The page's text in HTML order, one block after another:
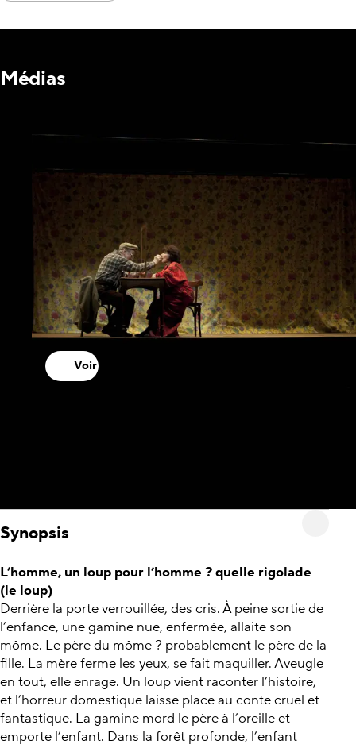
Médias
Voir
Synopsis
L’homme, un loup pour l’homme ? quelle rigolade
(le loup)
Derrière la porte verrouillée, des cris. À peine sortie de
l’enfance, une gamine nue, enfermée, allaite son
môme. Le père du môme ? probablement le père de la
fille. La mère ferme les yeux, se fait maquiller. Aveugle
en tout, elle enrage. Un loup vient raconter l’histoire,
et l’horreur domestique laisse place au conte cruel et
fantastique. La gamine mord le père à l’oreille et
emporte l’enfant. Dans la forêt profonde, l’enfant